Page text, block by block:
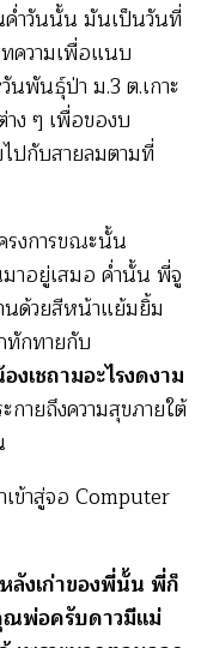
ค่ำวันนั้น มันเป็นวันที่
ความเพื่อแนบ
นพันธุ์ป่า ม.3 ต.เกาะ
ง ๆ เพื่อของบ
กับสายลมตามที่
รงการขณะนั้น
าอยู่เสมอ ค่ำนั้น พี่จู
นด้วยสีหน้าแย้มยิ้ม
ทักทายกับ
เชถามอะไรงดงาม
กายถึงความสุขภายใต้
ข้าสู่จอ Computer
ลังเก่าของพี่นั้น พี่ก็
ณพ่อครับดาวมีแม่